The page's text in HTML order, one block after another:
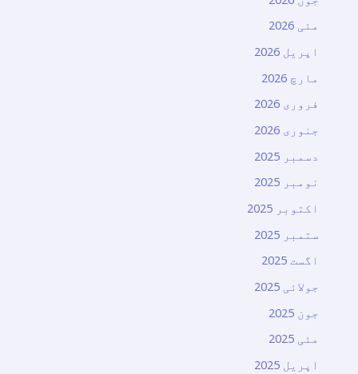
مئی 2026
اپریل 2026
مارچ 2026
فروری 2026
جنوری 2026
دسمبر 2025
نومبر 2025
اکتوبر 2025
ستمبر 2025
اگست 2025
جولائی 2025
جون 2025
مئی 2025
اپریل 2025